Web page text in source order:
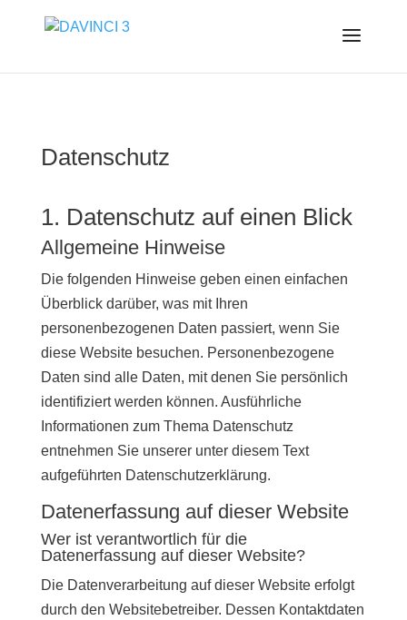
Datenschutz
1. Datenschutz auf einen Blick
Allgemeine Hinweise
Die folgenden Hinweise geben einen einfachen
Überblick darüber, was mit Ihren
personenbezogenen Daten passiert, wenn Sie
diese Website besuchen. Personenbezogene
Daten sind alle Daten, mit denen Sie persönlich
identifiziert werden können. Ausführliche
Informationen zum Thema Datenschutz
entnehmen Sie unserer unter diesem Text
aufgeführten Datenschutzerklärung.
Datenerfassung auf dieser Website
Wer ist verantwortlich für die
Datenerfassung auf dieser Website?
Die Datenverarbeitung auf dieser Website erfolgt
durch den Websitebetreiber. Dessen Kontaktdaten